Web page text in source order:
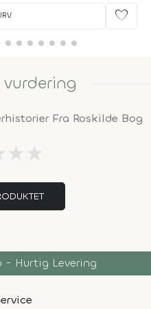
favorite
Fra Roskilde Bog
★ ★
- Hurtig Levering